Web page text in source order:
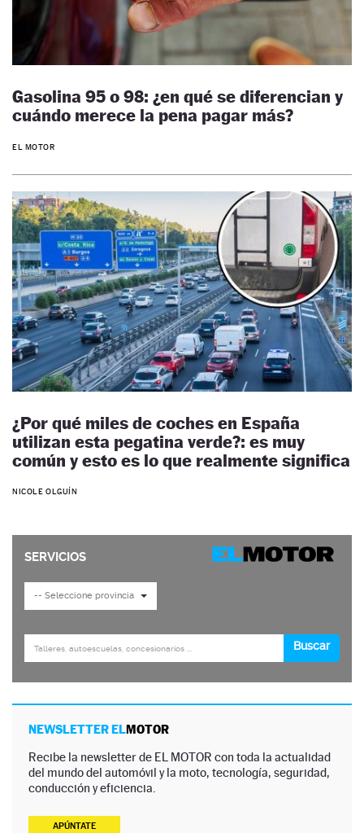
Gasolina 95 o 98: ¿en qué se diferencian y
cuándo merece la pena pagar más?
EL MOTOR
¿Por qué miles de coches en España
utilizan esta pegatina verde?: es muy
común y esto es lo que realmente significa
NICOLE OLGUÍN
NEWSLETTER ELMOTOR
Recibe la newsletter de EL MOTOR con toda la actualidad
del mundo del automóvil y la moto, tecnología, seguridad,
conducción y eficiencia.
APÚNTATE